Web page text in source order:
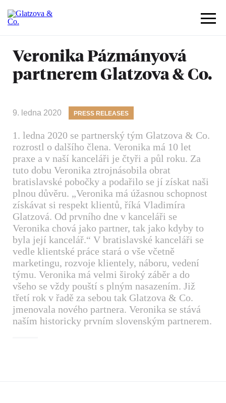
Veronika Pázmányová
partnerem Glatzova & Co.
9. ledna 2020 PRESS RELEASES
1. ledna 2020 se partnerský tým Glatzova & Co.
rozrostl o dalšího člena. Veronika má 10 let
praxe a v naší kanceláři je čtyři a půl roku. Za
tuto dobu Veronika ztrojnásobila obrat
bratislavské pobočky a podařilo se jí získat naši
plnou důvěru. „Veronika má úžasnou schopnost
získávat si respekt klientů, říká Vladimíra
Glatzová. Od prvního dne v kanceláři se
Veronika chová jako partner, tak jako kdyby to
byla její kancelář.“ V bratislavské kanceláři se
vedle klientské práce stará o vše včetně
marketingu, rozvoje klientely, náboru, vedení
týmu. Veronika má velmi široký záběr a do
všeho se vždy pouští s plným nasazením. Již
třetí rok v řadě za sebou tak Glatzova & Co.
jmenovala nového partnera. Veronika se stává
naším historicky prvním slovenským partnerem.